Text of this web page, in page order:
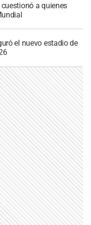
a quienes
el nuevo estadio de